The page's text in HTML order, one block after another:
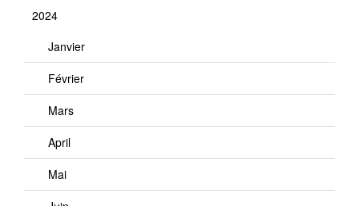
2024
Janvier
Février
Mars
April
Mai